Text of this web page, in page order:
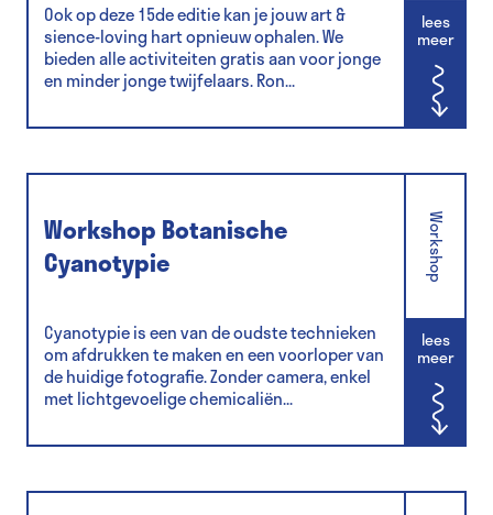
Ook op deze 15de editie kan je jouw art &
sience-loving hart opnieuw ophalen. We
bieden alle activiteiten gratis aan voor jonge
en minder jonge twijfelaars. Ron...
lees
meer
Workshop Botanische
Cyanotypie
Cyanotypie is een van de oudste technieken
om afdrukken te maken en een voorloper van
de huidige fotografie. Zonder camera, enkel
met lichtgevoelige chemicaliën...
Workshop
lees
meer